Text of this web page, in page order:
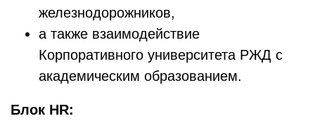
железнодорожников,
а также взаимодействие
Корпоративного университета РЖД с
академическим образованием.
Блок HR: